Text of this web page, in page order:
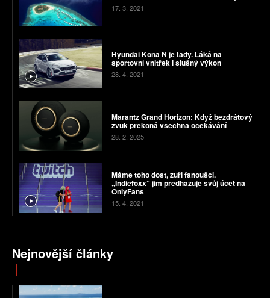
17. 3. 2021
Hyundai Kona N je tady. Láká na
sportovní vnitřek i slušný výkon
28. 4. 2021
Marantz Grand Horizon: Když bezdrátový
zvuk překoná všechna očekávání
28. 2. 2025
Máme toho dost, zuří fanoušci.
„Indiefoxx“ jim předhazuje svůj účet na
OnlyFans
15. 4. 2021
Nejnovější články